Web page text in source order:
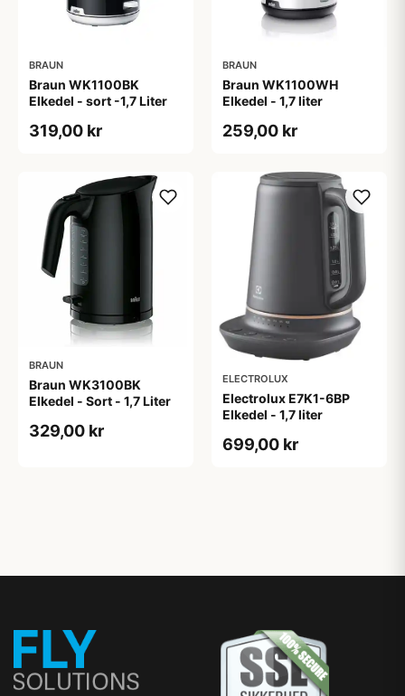
BRAUN
Braun WK1100BK
Elkedel - sort -1,7 Liter
319,00 kr
BRAUN
Braun WK1100WH
Elkedel - 1,7 liter
259,00 kr
BRAUN
Braun WK3100BK
Elkedel - Sort - 1,7 Liter
329,00 kr
ELECTROLUX
Electrolux E7K1-6BP
Elkedel - 1,7 liter
699,00 kr